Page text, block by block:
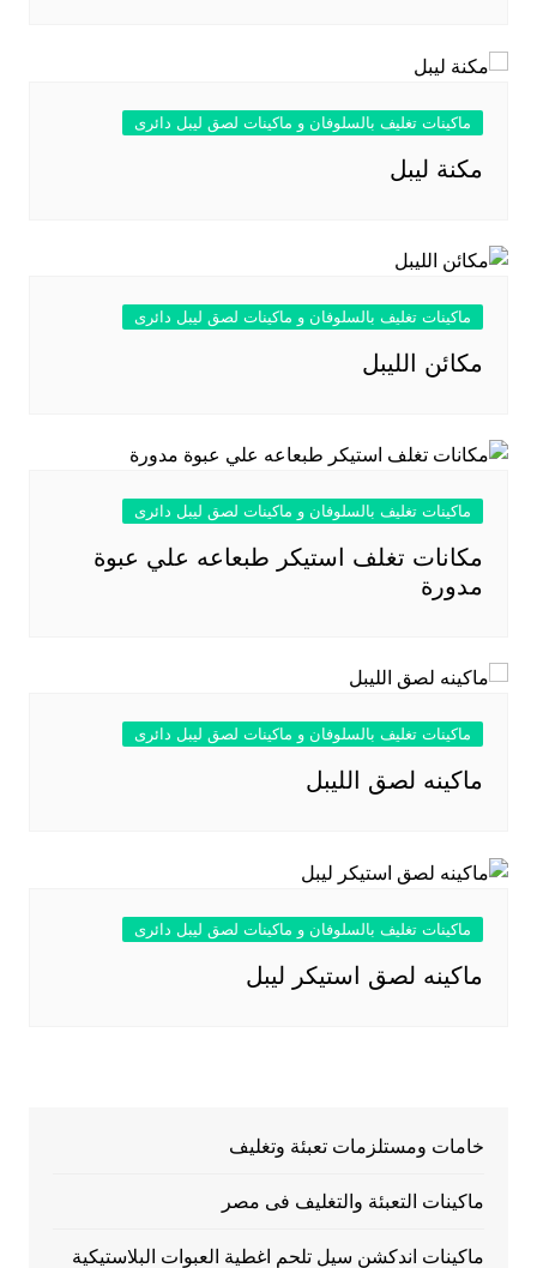
ماكينات تغليف بالسلوفان و ماكينات لصق ليبل دائرى
مكنة ليبل
ماكينات تغليف بالسلوفان و ماكينات لصق ليبل دائرى
مكائن الليبل
ماكينات تغليف بالسلوفان و ماكينات لصق ليبل دائرى
مكانات تغلف استيكر طبعاعه علي عبوة
مدورة
ماكينات تغليف بالسلوفان و ماكينات لصق ليبل دائرى
ماكينه لصق الليبل
ماكينات تغليف بالسلوفان و ماكينات لصق ليبل دائرى
ماكينه لصق استيكر ليبل
خامات ومستلزمات تعبئة وتغليف
ماكينات التعبئة والتغليف فى مصر
ماكينات اندكشن سيل تلحم اغطية العبوات البلاستيكية